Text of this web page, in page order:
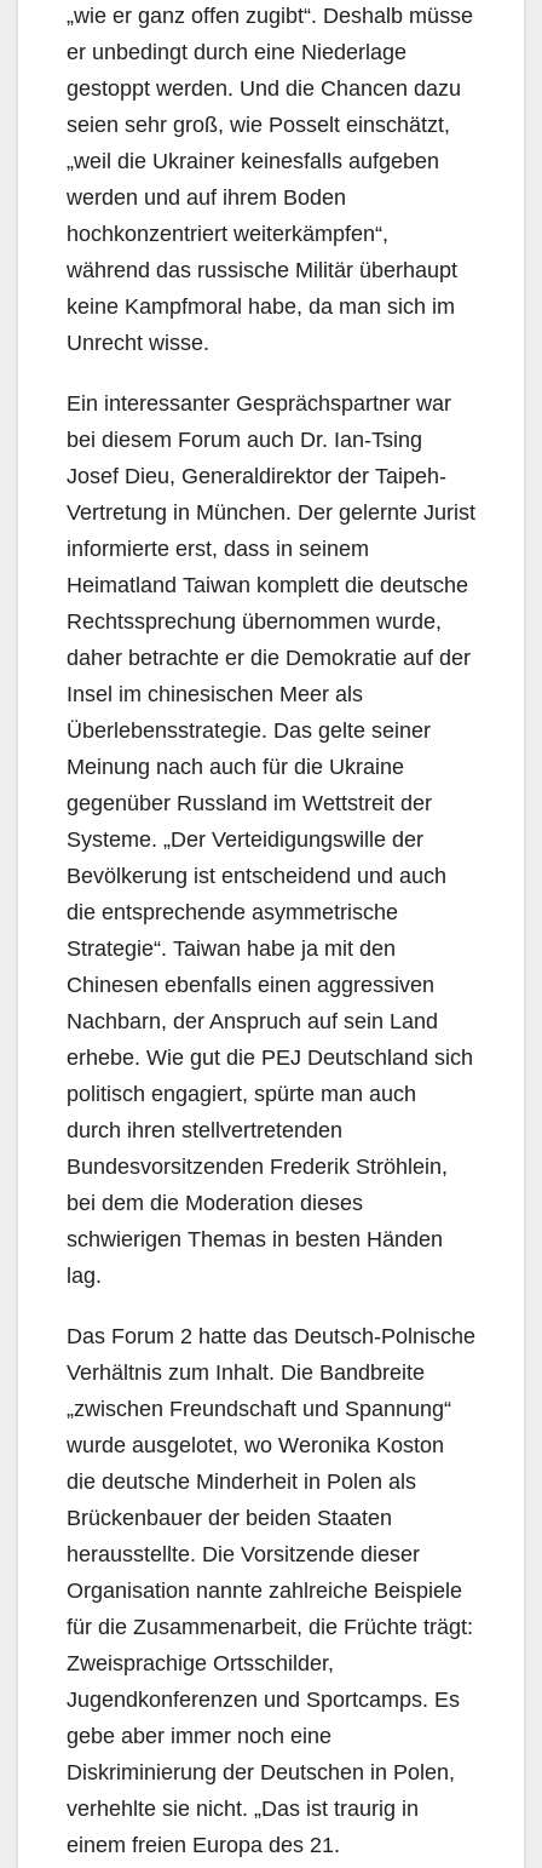
„wie er ganz offen zugibt“. Deshalb müsse
er unbedingt durch eine Niederlage
gestoppt werden. Und die Chancen dazu
seien sehr groß, wie Posselt einschätzt,
„weil die Ukrainer keinesfalls aufgeben
werden und auf ihrem Boden
hochkonzentriert weiterkämpfen“,
während das russische Militär überhaupt
keine Kampfmoral habe, da man sich im
Unrecht wisse.
Ein interessanter Gesprächspartner war
bei diesem Forum auch Dr. Ian-Tsing
Josef Dieu, Generaldirektor der Taipeh-
Vertretung in München. Der gelernte Jurist
informierte erst, dass in seinem
Heimatland Taiwan komplett die deutsche
Rechtssprechung übernommen wurde,
daher betrachte er die Demokratie auf der
Insel im chinesischen Meer als
Überlebensstrategie. Das gelte seiner
Meinung nach auch für die Ukraine
gegenüber Russland im Wettstreit der
Systeme. „Der Verteidigungswille der
Bevölkerung ist entscheidend und auch
die entsprechende asymmetrische
Strategie“. Taiwan habe ja mit den
Chinesen ebenfalls einen aggressiven
Nachbarn, der Anspruch auf sein Land
erhebe. Wie gut die PEJ Deutschland sich
politisch engagiert, spürte man auch
durch ihren stellvertretenden
Bundesvorsitzenden Frederik Ströhlein,
bei dem die Moderation dieses
schwierigen Themas in besten Händen
lag.
Das Forum 2 hatte das Deutsch-Polnische
Verhältnis zum Inhalt. Die Bandbreite
„zwischen Freundschaft und Spannung“
wurde ausgelotet, wo Weronika Koston
die deutsche Minderheit in Polen als
Brückenbauer der beiden Staaten
herausstellte. Die Vorsitzende dieser
Organisation nannte zahlreiche Beispiele
für die Zusammenarbeit, die Früchte trägt:
Zweisprachige Ortsschilder,
Jugendkonferenzen und Sportcamps. Es
gebe aber immer noch eine
Diskriminierung der Deutschen in Polen,
verhehlte sie nicht. „Das ist traurig in
einem freien Europa des 21.